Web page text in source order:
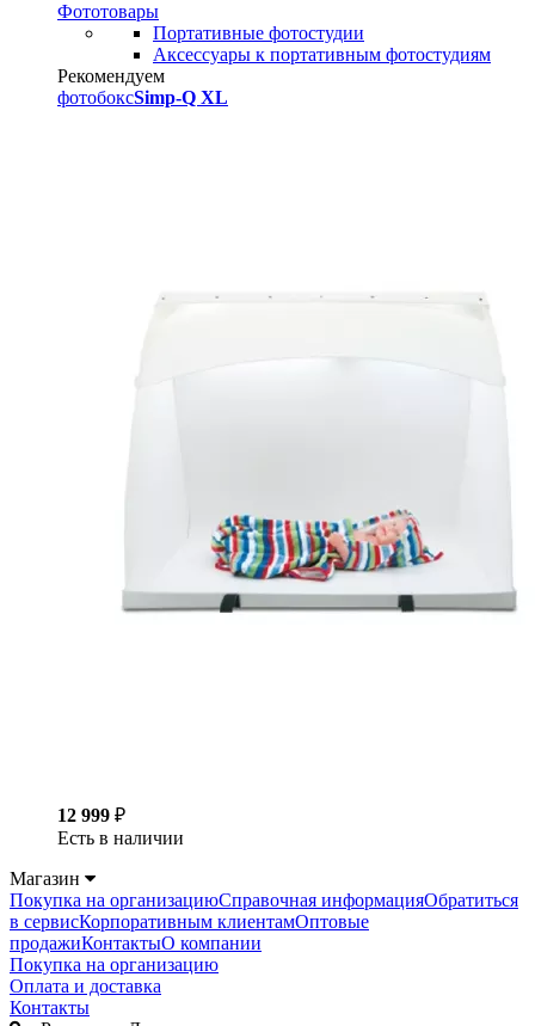
Фототовары
Портативные фотостудии
Аксессуары к портативным фотостудиям
Рекомендуем
фотобоксSimp-Q XL
12 999 ₽
Есть в наличии
Магазин
Покупка на организациюСправочная информацияОбратиться
в сервисКорпоративным клиентамОптовые
продажиКонтактыО компании
Покупка на организацию
Оплата и доставка
Контакты